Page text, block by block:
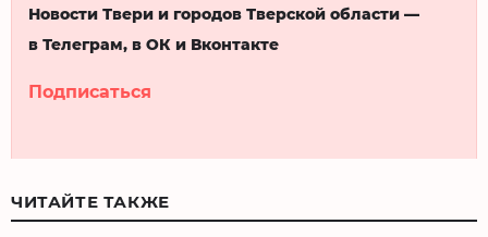
Новости Твери и городов Тверской области —
в Телеграм, в ОК и Вконтакте
Подписаться
ЧИТАЙТЕ ТАКЖЕ